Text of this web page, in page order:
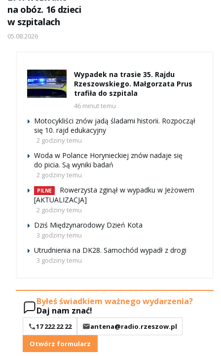
na obóz. 16 dzieci
w szpitalach
05.08.2026
Wypadek na trasie 35. Rajdu
Rzeszowskiego. Małgorzata Prus
trafiła do szpitala
46 minut temu
Motocykliści znów jadą śladami historii. Rozpoczął
się 10. rajd edukacyjny
2 godziny temu
Woda w Polance Horynieckiej znów nadaje się
do picia. Są wyniki badań
2 godziny temu
PILNE
Rowerzysta zginął w wypadku w Jeżowem
[AKTUALIZACJA]
2 godziny temu
Dziś Międzynarodowy Dzień Kota
3 godziny temu
Utrudnienia na DK28. Samochód wypadł z drogi
3 godziny temu
Byłeś świadkiem ważnego wydarzenia?
Daj nam znać!
17 222 22 22
antena@radio.rzeszow.pl
Otwórz formularz